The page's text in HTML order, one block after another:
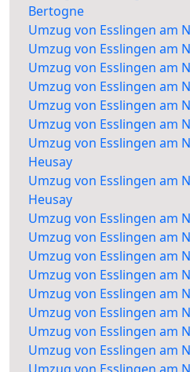
Bertogne
Umzug von Esslingen am
Umzug von Esslingen am
Umzug von Esslingen am
Umzug von Esslingen am
Umzug von Esslingen am
Umzug von Esslingen am
Umzug von Esslingen am
Heusay
Umzug von Esslingen am
Heusay
Umzug von Esslingen am
Umzug von Esslingen am
Umzug von Esslingen am
Umzug von Esslingen am
Umzug von Esslingen am
Umzug von Esslingen am
Umzug von Esslingen am
Umzug von Esslingen am